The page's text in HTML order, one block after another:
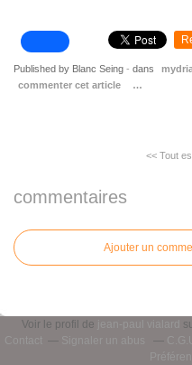
Published by Blanc Seing - dans
commenter cet article
…
<< Tout
commentaires
Ajouter un
Voir le profil de jean-paul vialard
Contact
Signaler un abus C.G.U.